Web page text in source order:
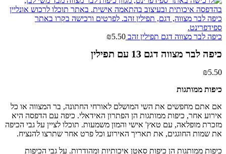
כיפה לבר מצווה דגם תפילין זהב ₪5.50
כיפה לבר מצווה דגם 13 עם תפילין
₪5.50
כיפות ממותגות
אם אתם מחפשים את השי המושלם לאורחי החתונה, בר המצווה או כל
אירוע אחר, כיפות ממותגות הן הפתרון האידאלי. כיפה עם הדפסה היא
מזכרת מופלאה, עם טאץ' אישי והמון משמעות. תוכלו לציין על גבי הכיפה
את שמות החוגגים, את תאריך האירוע וכל פרט אחר שתרצו להנציח.
כיפות ממותגות הן כיפות סאטן איכותיות ומהודרות. על גבי הכיפות